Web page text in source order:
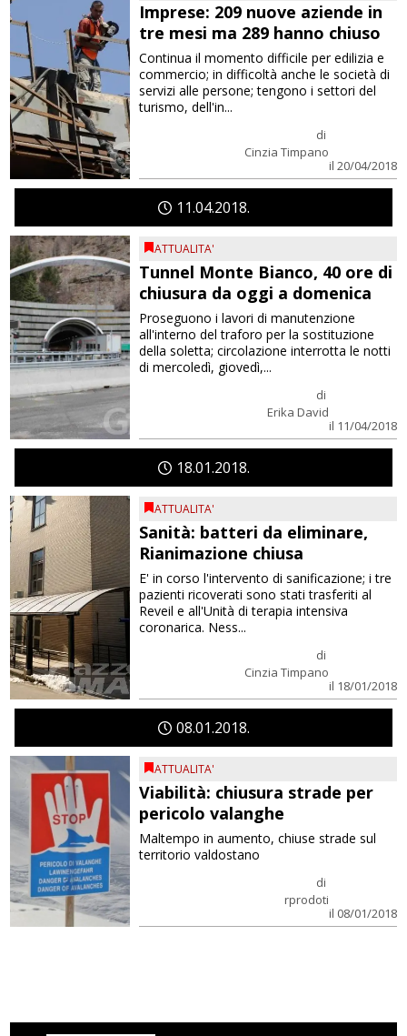
Imprese: 209 nuove aziende in
tre mesi ma 289 hanno chiuso
di
Cinzia Timpano
il 20/04/2018
Continua il momento difficile per edilizia e
commercio; in difficoltà anche le società di
servizi alle persone; tengono i settori del
turismo, dell'in...
11 04 2018
ATTUALITA'
Tunnel Monte Bianco, 40 ore di
chiusura da oggi a domenica
di
Erika David
il 11/04/2018
Proseguono i lavori di manutenzione
all'interno del traforo per la sostituzione
della soletta; circolazione interrotta le notti
di mercoledì, giovedì,...
1801 2018
ATTUALITA'
Sanità: batteri da eliminare,
Rianimazione chiusa
di
Cinzia Timpano
il 18/01/2018
E' in corso l'intervento di sanificazione; i tre
pazienti ricoverati sono stati trasferiti al
Reveil e all'Unità di terapia intensiva
coronarica. Ness...
0801 2018
ATTUALITA'
Viabilità: chiusura strade per
pericolo valanghe
di
rprodoti
il 08/01/2018
Maltempo in aumento, chiuse strade sul
territorio valdostano